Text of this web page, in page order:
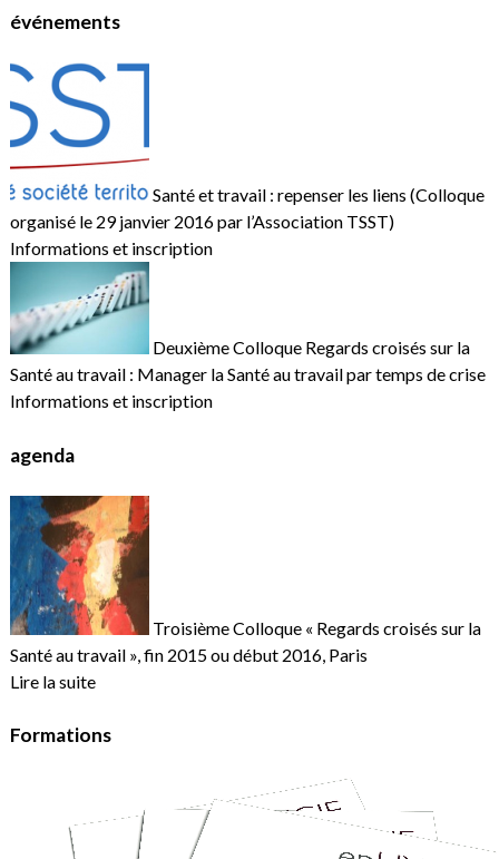
événements
Santé et travail : repenser les liens (Colloque
organisé le 29 janvier 2016 par l’Association TSST)
Informations et inscription
Deuxième Colloque Regards croisés sur la
Santé au travail : Manager la Santé au travail par temps de crise
Informations et inscription
agenda
Troisième Colloque « Regards croisés sur la
Santé au travail », fin 2015 ou début 2016, Paris
Lire la suite
Formations